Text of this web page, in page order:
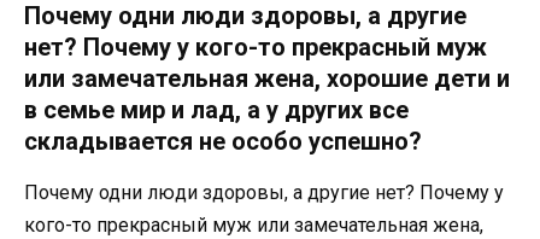
Почему одни люди здоровы, а другие
нет? Почему у кого-то прекрасный муж
или замечательная жена, хорошие дети и
в семье мир и лад, а у других все
складывается не особо успешно?
Почему одни люди здоровы, а другие нет? Почему у
кого-то прекрасный муж или замечательная жена,